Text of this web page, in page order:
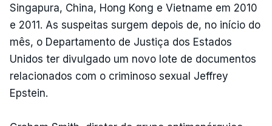
Singapura, China, Hong Kong e Vietname em 2010
e 2011. As suspeitas surgem depois de, no início do
mês, o Departamento de Justiça dos Estados
Unidos ter divulgado um novo lote de documentos
relacionados com o criminoso sexual Jeffrey
Epstein.